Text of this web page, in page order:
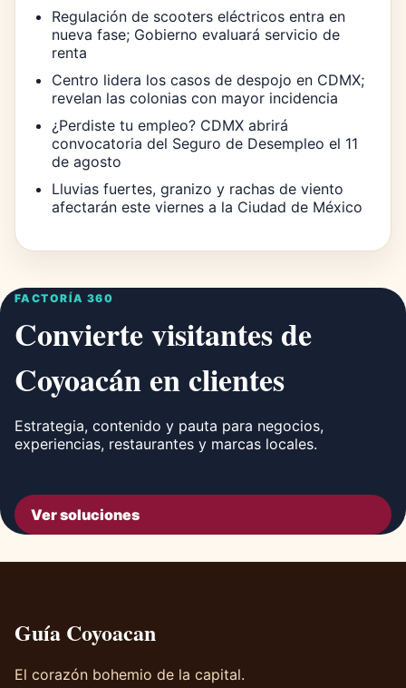
Regulación de scooters eléctricos entra en
nueva fase; Gobierno evaluará servicio de
renta
Centro lidera los casos de despojo en CDMX;
revelan las colonias con mayor incidencia
¿Perdiste tu empleo? CDMX abrirá
convocatoria del Seguro de Desempleo el 11
de agosto
Lluvias fuertes, granizo y rachas de viento
afectarán este viernes a la Ciudad de México
FACTORÍA 360
Convierte visitantes de
Coyoacán en clientes
Estrategia, contenido y pauta para negocios,
experiencias, restaurantes y marcas locales.
Ver soluciones
Guía Coyoacan
El corazón bohemio de la capital.